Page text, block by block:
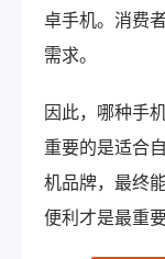
卓手机。消费
需求。
因此，哪种手
重要的是适合
机品牌，最终
便利才是最重要